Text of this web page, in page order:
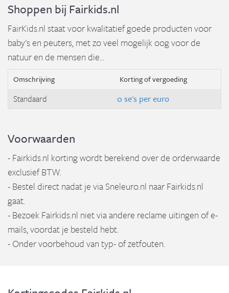
Shoppen bij Fairkids.nl
FairKids.nl staat voor kwalitatief goede producten voor
baby's en peuters, met zo veel mogelijk oog voor de
natuur en de mensen die...
Omschrijving Korting of vergoeding
Standaard 0 se's per euro
Voorwaarden
- Fairkids.nl korting wordt berekend over de orderwaarde
exclusief BTW.
- Bestel direct nadat je via Sneleuro.nl naar Fairkids.nl
gaat.
- Bezoek Fairkids.nl niet via andere reclame uitingen of e-
mails, voordat je besteld hebt.
- Onder voorbehoud van typ- of zetfouten.